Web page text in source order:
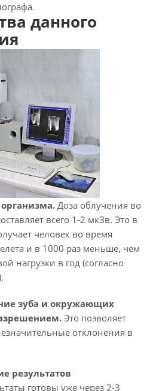
данного
организма. Доза облучения во
всего 1-2 мкЗв. Это в
человек во время
и в 1000 раз меньше, чем
нагрузки в год (согласно
зуба и окружающих
Это позволяет
отклонения в
результатов
готовы уже через 2-3